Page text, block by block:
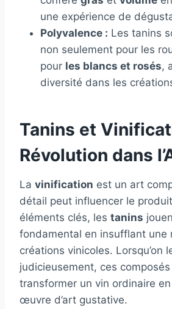
une expérience de
Polyvalence : Les tanins
non seulement pour les
pour les blancs et rosés,
diversité dans les
Tanins et
Révolution dans
La vinification est un art
détail peut influencer le
éléments clés, les tanins
fondamental en insufflant une
créations vinicoles. Lorsqu’on
judicieusement, ces
transformer un vin ordinaire
œuvre d’art gustative.